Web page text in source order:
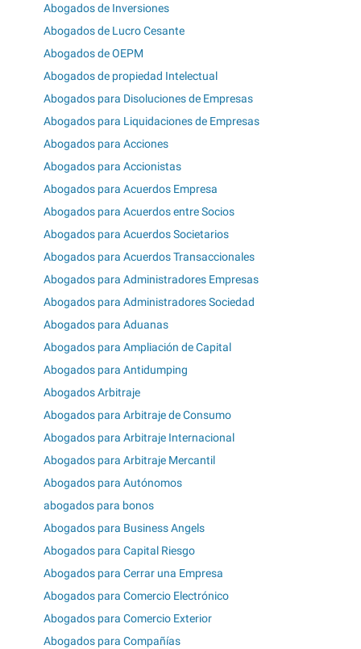
Abogados de Inversiones
Abogados de Lucro Cesante
Abogados de OEPM
Abogados de propiedad Intelectual
Abogados para Disoluciones de Empresas
Abogados para Liquidaciones de Empresas
Abogados para Acciones
Abogados para Accionistas
Abogados para Acuerdos Empresa
Abogados para Acuerdos entre Socios
Abogados para Acuerdos Societarios
Abogados para Acuerdos Transaccionales
Abogados para Administradores Empresas
Abogados para Administradores Sociedad
Abogados para Aduanas
Abogados para Ampliación de Capital
Abogados para Antidumping
Abogados Arbitraje
Abogados para Arbitraje de Consumo
Abogados para Arbitraje Internacional
Abogados para Arbitraje Mercantil
Abogados para Autónomos
abogados para bonos
Abogados para Business Angels
Abogados para Capital Riesgo
Abogados para Cerrar una Empresa
Abogados para Comercio Electrónico
Abogados para Comercio Exterior
Abogados para Compañías